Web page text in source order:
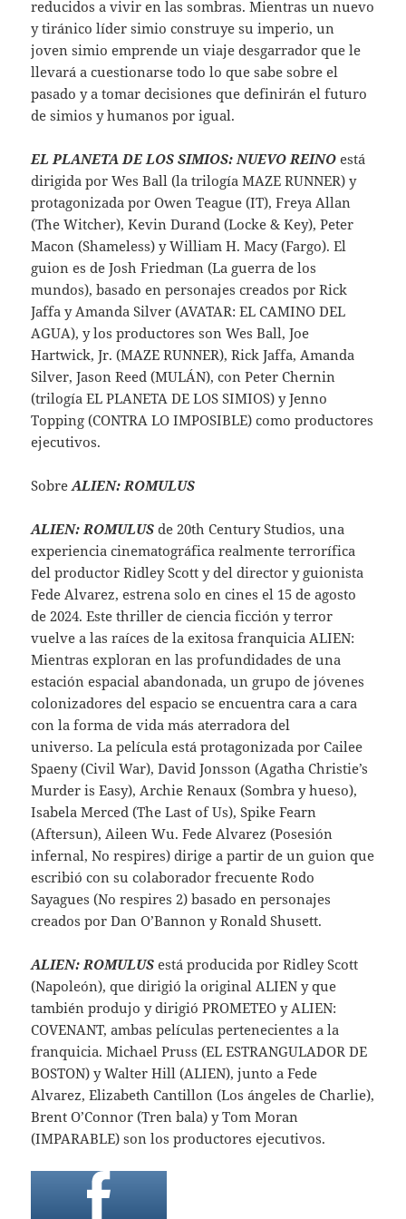
reducidos a vivir en las sombras. Mientras un nuevo
y tiránico líder simio construye su imperio, un
joven simio emprende un viaje desgarrador que le
llevará a cuestionarse todo lo que sabe sobre el
pasado y a tomar decisiones que definirán el futuro
de simios y humanos por igual.
EL PLANETA DE LOS SIMIOS: NUEVO REINO está
dirigida por Wes Ball (la trilogía MAZE RUNNER) y
protagonizada por Owen Teague (IT), Freya Allan
(The Witcher), Kevin Durand (Locke & Key), Peter
Macon (Shameless) y William H. Macy (Fargo). El
guion es de Josh Friedman (La guerra de los
mundos), basado en personajes creados por Rick
Jaffa y Amanda Silver (AVATAR: EL CAMINO DEL
AGUA), y los productores son Wes Ball, Joe
Hartwick, Jr. (MAZE RUNNER), Rick Jaffa, Amanda
Silver, Jason Reed (MULÁN), con Peter Chernin
(trilogía EL PLANETA DE LOS SIMIOS) y Jenno
Topping (CONTRA LO IMPOSIBLE) como productores
ejecutivos.
Sobre ALIEN: ROMULUS
ALIEN: ROMULUS de 20th Century Studios, una
experiencia cinematográfica realmente terrorífica
del productor Ridley Scott y del director y guionista
Fede Alvarez, estrena solo en cines el 15 de agosto
de 2024. Este thriller de ciencia ficción y terror
vuelve a las raíces de la exitosa franquicia ALIEN:
Mientras exploran en las profundidades de una
estación espacial abandonada, un grupo de jóvenes
colonizadores del espacio se encuentra cara a cara
con la forma de vida más aterradora del
universo. La película está protagonizada por Cailee
Spaeny (Civil War), David Jonsson (Agatha Christie’s
Murder is Easy), Archie Renaux (Sombra y hueso),
Isabela Merced (The Last of Us), Spike Fearn
(Aftersun), Aileen Wu. Fede Alvarez (Posesión
infernal, No respires) dirige a partir de un guion que
escribió con su colaborador frecuente Rodo
Sayagues (No respires 2) basado en personajes
creados por Dan O’Bannon y Ronald Shusett.
ALIEN: ROMULUSestá producida por Ridley Scott
(Napoleón), que dirigió la original ALIEN y que
también produjo y dirigió PROMETEO y ALIEN:
COVENANT, ambas películas pertenecientes a la
franquicia. Michael Pruss (EL ESTRANGULADOR DE
BOSTON) y Walter Hill (ALIEN), junto a Fede
Alvarez, Elizabeth Cantillon (Los ángeles de Charlie),
Brent O’Connor (Tren bala) y Tom Moran
(IMPARABLE) son los productores ejecutivos.